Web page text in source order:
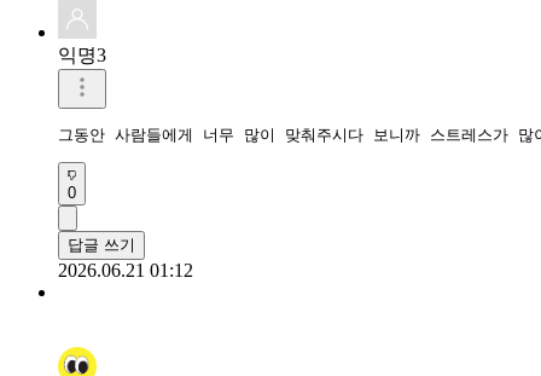
익명3
그동안 사람들에게 너무 많이 맞춰주시다 보니까 스트레스가
0
답글 쓰기
2026.06.21 01:12